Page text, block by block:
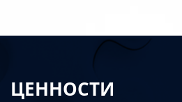
ЦЕННОСТИ